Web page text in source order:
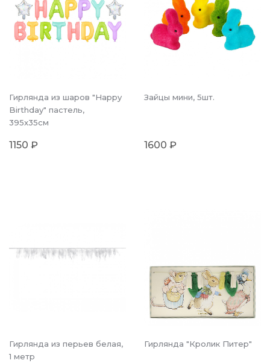
Гирлянда из шаров "Happy
Birthday" пастель,
395x35см
1150 ₽
Зайцы мини, 5шт.
1600 ₽
Гирлянда из перьев белая,
1 метр
Гирлянда "Кролик Питер"